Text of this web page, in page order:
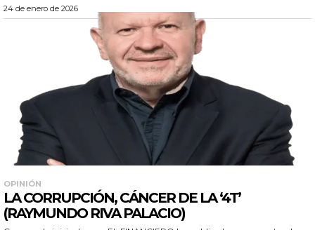
24 de enero de 2026
OPINIÓN
LA CORRUPCIÓN, CÁNCER DE LA ‘4T’
(RAYMUNDO RIVA PALACIO)